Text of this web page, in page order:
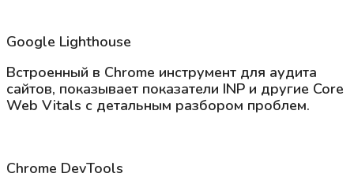
Google Lighthouse
Встроенный в Chrome инструмент для аудита
сайтов, показывает показатели INP и другие Core
Web Vitals с детальным разбором проблем.
Chrome DevTools